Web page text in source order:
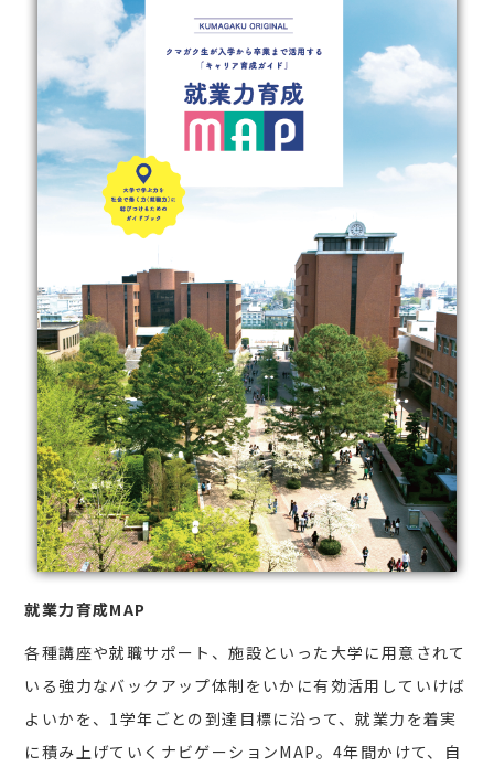
就業力育成MAP
各種講座や就職サポート、施設といった大学に用意されて
いる強力なバックアップ体制をいかに有効活用していけば
よいかを、1学年ごとの到達目標に沿って、就業力を着実
に積み上げていくナビゲーションMAP。4年間かけて、自